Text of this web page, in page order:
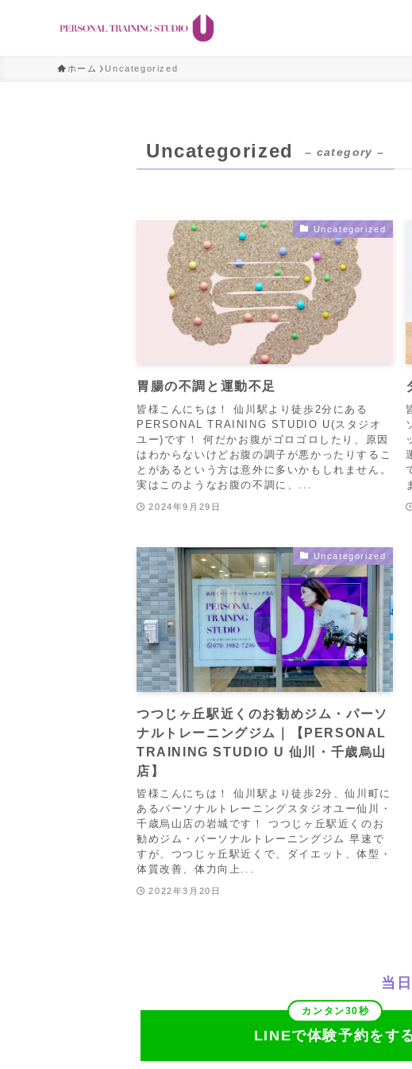
ホーム Uncategorized
Uncategorized – category –
Uncategorized
胃腸の不調と運動不足
皆様こんにちは！ 仙川駅より徒歩2分にある
PERSONAL TRAINING STUDIO U(スタジオ
ユー)です！ 何だかお腹がゴロゴロしたり、原因
はわからないけどお腹の調子が悪かったりするこ
とがあるという方は意外に多いかもしれません。
実はこのようなお腹の不調に、...
2024年9月29日
Uncategorized
つつじヶ丘駅近くのお勧めジム・パーソ
ナルトレーニングジム｜【PERSONAL
TRAINING STUDIO U 仙川・千歳烏山
店】
皆様こんにちは！ 仙川駅より徒歩2分、仙川町に
あるパーソナルトレーニングスタジオユー仙川・
千歳烏山店の岩城です！ つつじヶ丘駅近くのお
勧めジム・パーソナルトレーニングジム 早速で
すが、つつじヶ丘駅近くで、ダイエット、体型・
体質改善、体力向上...
2022年3月20日
当
LINEで体験予約をす